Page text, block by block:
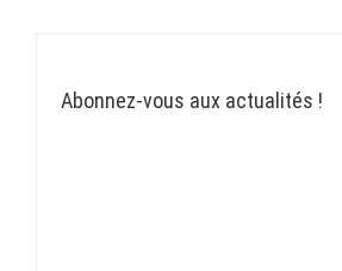
Abonnez-vous aux actualités !